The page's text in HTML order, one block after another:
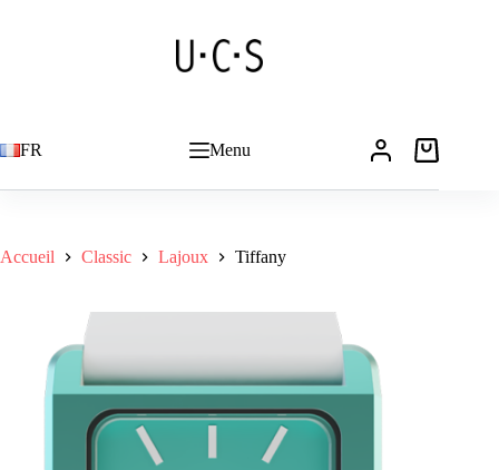
FR Menu
Panier
Accueil Classic Lajoux Tiffany